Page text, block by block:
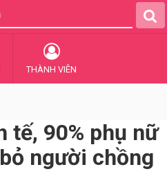
THÀNH VIÊN
tế, 90% phụ nữ
người chồng